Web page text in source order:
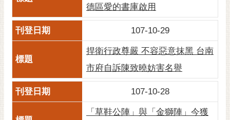
光
花
花
祭
德區愛的書庫啟用
107-10-29
捍衛行政尊嚴 不容惡意抹黑 台南
市府自訴陳致曉妨害名譽
107-10-28
「草鞋公陣」與「金獅陣」今獲